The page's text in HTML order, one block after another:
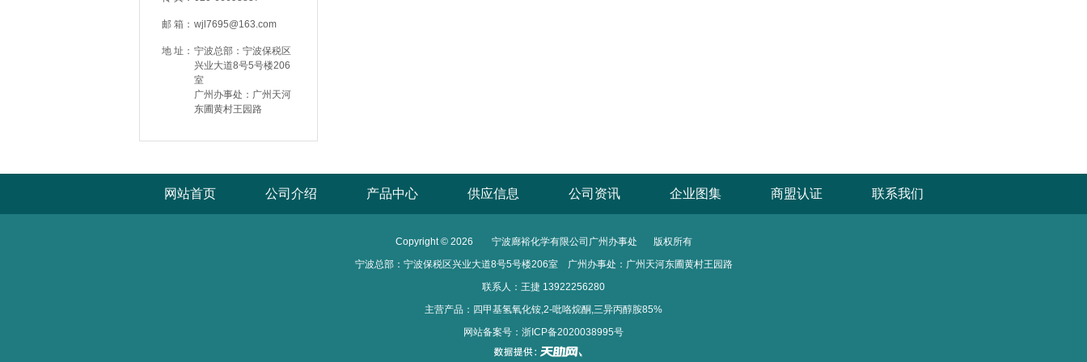
邮 箱： wjl7695@163.com
地 址： 宁波总部：宁波保税区
兴业大道8号5号楼206
室
广州办事处：广州天河
东圃黄村王园路
网站首页 公司介绍 产品中心 供应信息 公司资讯 企业图集 商盟认证 联系我们
Copyright © 2026 宁波廊裕化学有限公司广州办事处
版权所有
宁波总部：宁波保税区兴业大道8号5号楼206室 广州办事处：广州天河东圃黄村王园路
联系人：王捷 13922256280
主营产品：四甲基氢氧化铵,2-吡咯烷酮,三异丙醇胺85%
网站备案号： 浙ICP备2020038995号